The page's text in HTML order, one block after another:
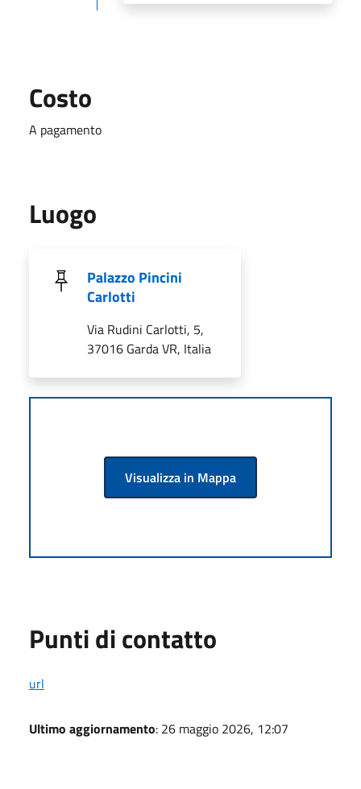
Costo
A pagamento
Luogo
Palazzo Pincini
Carlotti
Via Rudini Carlotti, 5,
37016 Garda VR, Italia
Visualizza in Mappa
Punti di contatto
url
Ultimo aggiornamento: 26 maggio 2026, 12:07